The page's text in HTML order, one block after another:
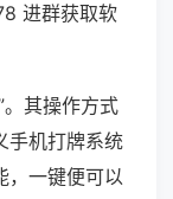
进群获取软
。其操作方式
手机打牌系统
，一键便可以